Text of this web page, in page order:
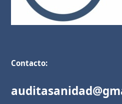
Contacto: